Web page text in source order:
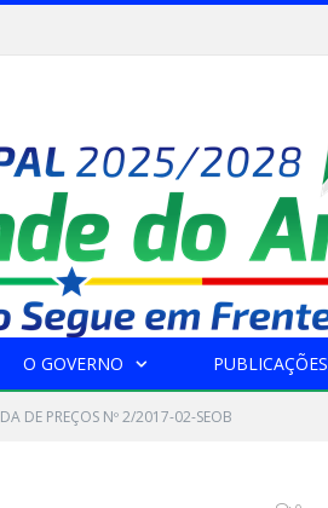
O GOVERNO PUBLICAÇÕES
DE PREÇOS Nº 2/2017-02-SEOB